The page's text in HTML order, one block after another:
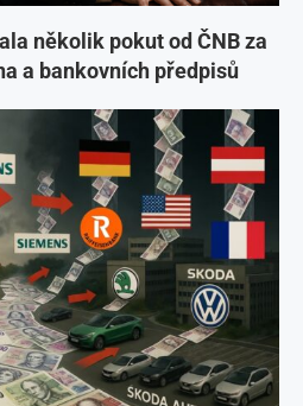
několik pokut od ČNB za
a bankovních předpisů